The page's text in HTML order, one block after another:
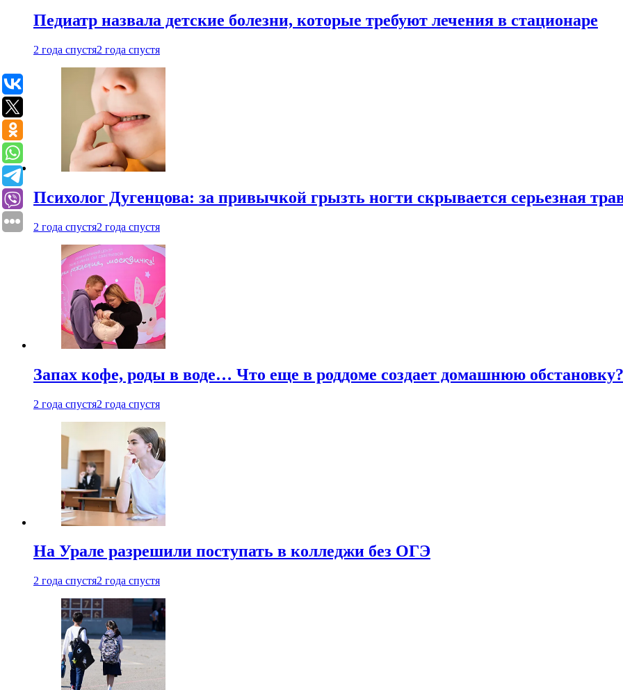
Педиатр назвала детские болезни, которые требуют лечения в стационаре
2 года спустя2 года спустя
Психолог Дугенцова: за привычкой грызть ногти скрывается серьезная
2 года спустя2 года спустя
Запах кофе, роды в воде… Что еще в роддоме создает домашнюю обстановку?
2 года спустя2 года спустя
На Урале разрешили поступать в колледжи без ОГЭ
2 года спустя2 года спустя